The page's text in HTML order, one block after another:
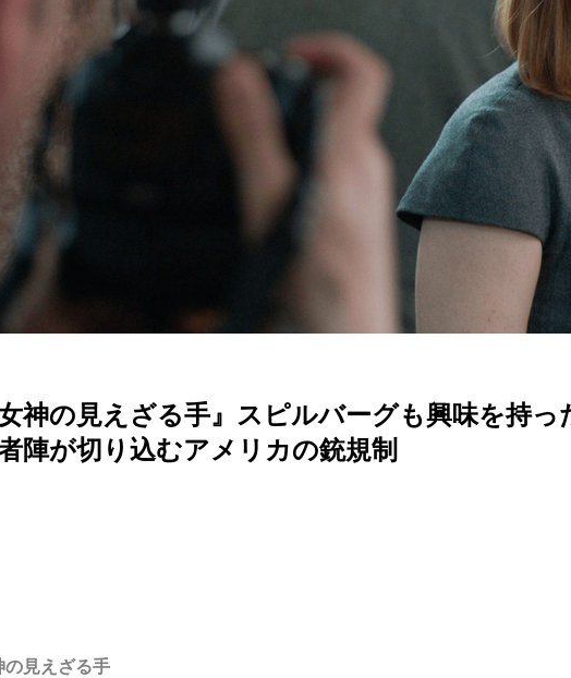
女神の見えざる手』スピルバーグも興味を持
陣が切り込むアメリカの銃規制
の見えざる手